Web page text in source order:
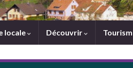
locale Découvrir